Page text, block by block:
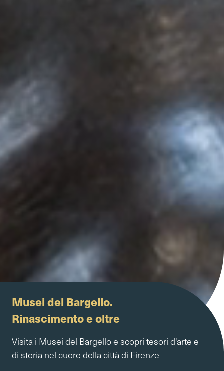
Musei del Bargello.
Rinascimento e oltre
Visita i Musei del Bargello e scopri tesori d'arte e
di storia nel cuore della città di Firenze